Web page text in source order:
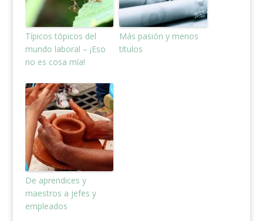
Típicos tópicos del
mundo laboral – ¡Eso
no es cosa mía!
Más pasión y menos
títulos
De aprendices y
maestros a jefes y
empleados